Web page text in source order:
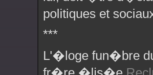
politiques et
***
L'�loge fun�bre